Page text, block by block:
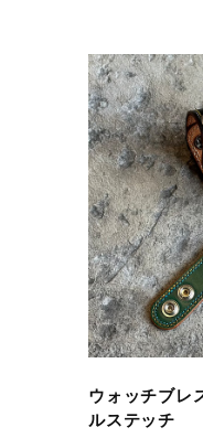
ウォッチブレ
ルステッチ